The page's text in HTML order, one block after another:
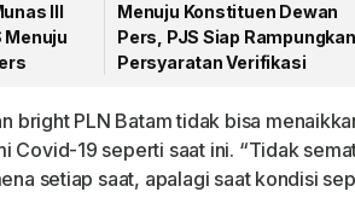
III
Menuju
Menuju Konstituen Dewan
Pers, PJS Siap Rampungkan
Persyaratan Verifikasi
bright PLN Batam tidak bisa
Covid-19 seperti saat ini. “Tidak
setiap saat, apalagi saat kondisi